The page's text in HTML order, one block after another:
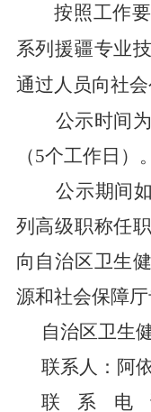
按照工作
系列援疆专业
通过人员向社会
公示时间为
（5个工作日）。
公示期间如
列高级职称任
向自治区卫生
源和社会保障厅
自治区卫生
联系人：阿
联系电